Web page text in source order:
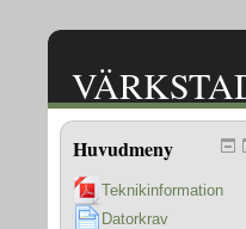
Huvudmeny
Teknikinformation
Datorkrav